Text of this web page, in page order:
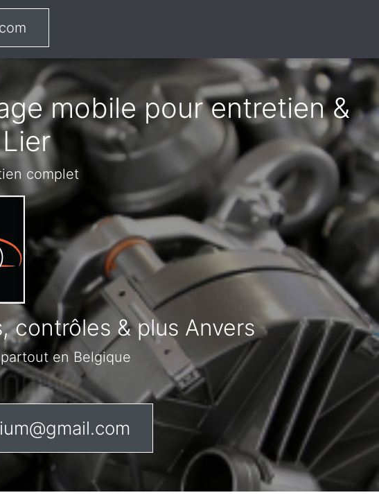
mobile pour entretien &
complet
contrôles & plus Anvers
en Belgique